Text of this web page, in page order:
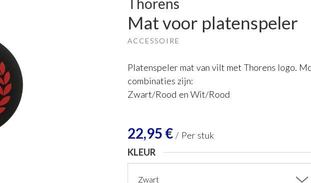
Thorens
Mat voor platenspeler
ACCESSOIRE
Platenspeler mat van vilt met Thorens logo.
combinaties zijn:
Zwart/Rood en Wit/Rood
22,95 € / Per stuk
KLEUR